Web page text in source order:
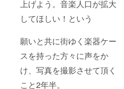
上げよう。音楽人口が拡大
してほしい！という
願いと共に街ゆく楽器ケー
スを持った方々に声をか
け、写真を撮影させて頂く
こと2年半。